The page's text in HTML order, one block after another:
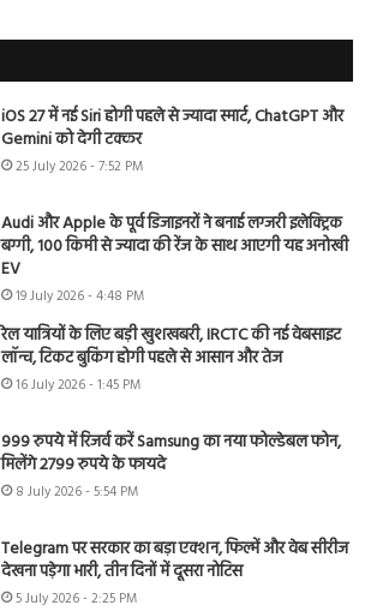
iOS 27 में नई Siri होगी पहले से ज्यादा स्मार्ट, ChatGPT और
Gemini को देगी टक्कर
25 July 2026 - 7:52 PM
Audi और Apple के पूर्व डिजाइनरों ने बनाई लग्जरी इलेक्ट्रिक
बग्गी, 100 किमी से ज्यादा की रेंज के साथ आएगी यह अनोखी
EV
19 July 2026 - 4:48 PM
रेल यात्रियों के लिए बड़ी खुशखबरी, IRCTC की नई वेबसाइट
लॉन्च, टिकट बुकिंग होगी पहले से आसान और तेज
16 July 2026 - 1:45 PM
999 रुपये में रिजर्व करें Samsung का नया फोल्डेबल फोन,
मिलेंगे 2799 रुपये के फायदे
8 July 2026 - 5:54 PM
Telegram पर सरकार का बड़ा एक्शन, फिल्में और वेब सीरीज
देखना पड़ेगा भारी, तीन दिनों में दूसरा नोटिस
5 July 2026 - 2:25 PM